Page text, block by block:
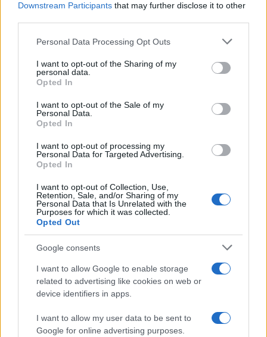
Downstream Participants that may further disclose it to other
Please note that this website/app uses one or more Google
not limited to your visit or usage behaviour. You may click to
grant or deny consent to Google and its third-party tags to
use your data for below specified purposes in below Google
consent section.
Personal Data Processing Opt Outs
I want to opt-out of the Sharing of my
personal data.
Opted In
I want to opt-out of the Sale of my
Personal Data.
Opted In
I want to opt-out of processing my
Personal Data for Targeted Advertising.
Opted In
I want to opt-out of Collection, Use,
Retention, Sale, and/or Sharing of my
Personal Data that Is Unrelated with the
Purposes for which it was collected.
Opted Out
Google consents
I want to allow Google to enable storage
related to advertising like cookies on web or
device identifiers in apps.
I want to allow my user data to be sent to
Google for online advertising purposes.
Workflow di laboratorio per test fotografici e video
replicabili
Andrea Conforti · 1 Ago 2026
notebook con dati ripetibili
Andrea Conforti · 31 Lug 2026